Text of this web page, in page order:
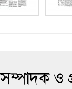
সম্পাদক ও